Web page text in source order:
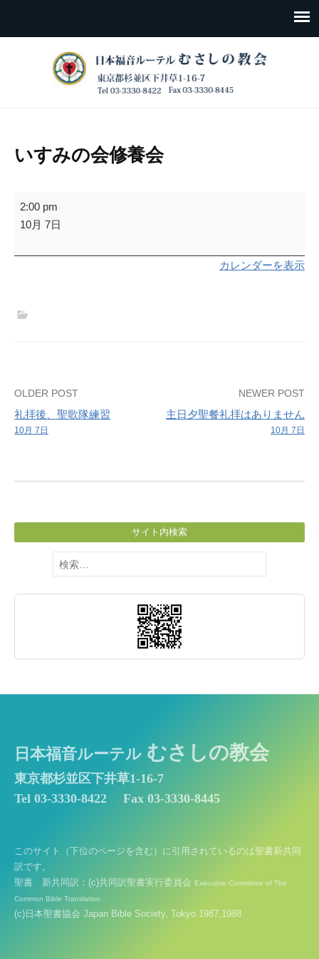
いすみの会修養会
い
す
の
2:00 pm
10月 7日
カレンダーを表示
Post
navigation
OLDER POST
礼拝後、聖歌隊練習
10月 7日
NEWER POST
主日夕聖餐礼拝はありません
10月 7日
サイト内検索
検
索:
日本福音ルーテル むさしの教会
東京都杉並区下井草1-16-7
Tel 03-3330-8422
Fax 03-3330-8445
このサイト（下位のページを含む）に引用されているのは聖書新共同
訳です。
聖書 新共同訳：(c)共同訳聖書実行委員会 Executive Committee of The
Common Bible Translation
(c)日本聖書協会 Japan Bible Society, Tokyo 1987,1988